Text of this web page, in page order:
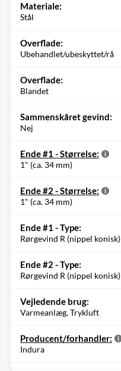
Materiale:
Stål
Overflade:
Ubehandlet/ubeskyttet/rå
Overflade:
Blandet
Sammenskåret gevind:
Nej
Ende #1 - Størrelse:
1" (ca. 34 mm)
Ende #2 - Størrelse:
1" (ca. 34 mm)
Ende #1 - Type:
Rørgevind R (nippel konisk)
Ende #2 - Type:
Rørgevind R (nippel konisk)
Vejledende brug:
Varmeanlæg, Trykluft
Producent/forhandler:
Indura